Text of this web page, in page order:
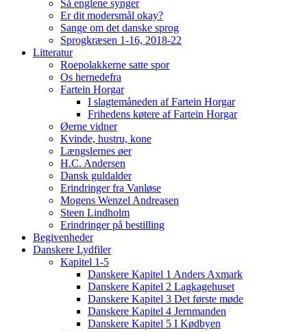
Så englene synger
Er dit modersmål okay?
Sange om det danske sprog
Sprogkræsen 1-16, 2018-22
Litteratur
Roepolakkerne satte spor
Os hernedefra
Fartein Horgar
I slagtemåneden af Fartein Horgar
Frihedens køtere af Fartein Horgar
Øerne vidner
Kvinde, hustru, kone
Længslernes øer
H.C. Andersen
Dansk guldalder
Erindringer fra Vanløse
Mogens Wenzel Andreasen
Steen Lindholm
Erindringer på bestilling
Begivenheder
Danskere Lydfiler
Kapitel 1-5
Danskere Kapitel 1 Anders Axmark
Danskere Kapitel 2 Lagkagehuset
Danskere Kapitel 3 Det første møde
Danskere Kapitel 4 Jernmanden
Danskere Kapitel 5 I Kødbyen